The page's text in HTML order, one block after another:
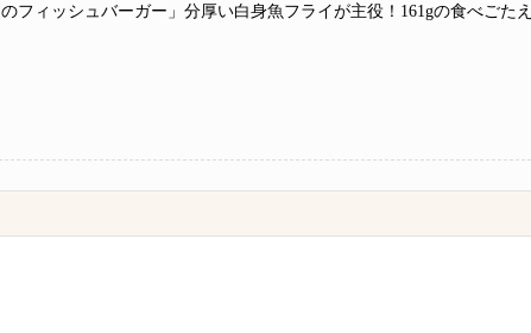
フィッシュバーガー」分厚い白身魚フライが主役！161gの食べごた